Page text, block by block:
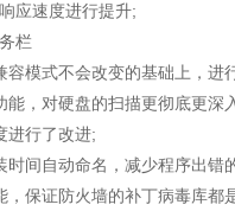
应速度进行提升;
栏
容模式不会改变的基础上，进
能，对硬盘的扫描更彻底更深
进行了改进;
时间自动命名，减少程序出错
保证防火墙的补丁病毒库都